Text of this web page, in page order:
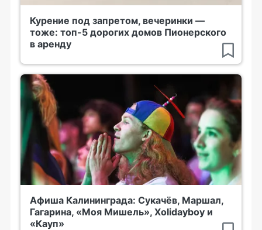
Курение под запретом, вечеринки —
тоже: топ-5 дорогих домов Пионерского
в аренду
Афиша Калининграда: Сукачёв, Маршал,
Гагарина, «Моя Мишель», Xolidayboy и
«Кауп»